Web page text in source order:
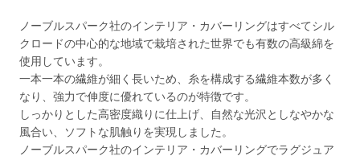
ノーブルスパーク社のインテリア・カバーリングはすべてシル
クロードの中心的な地域で栽培された世界でも有数の高級綿を
使用しています。
一本一本の繊維が細く長いため、糸を構成する繊維本数が多く
なり、強力で伸度に優れているのが特徴です。
しっかりとした高密度織りに仕上げ、自然な光沢としなやかな
風合い、ソフトな肌触りを実現しました。
ノーブルスパーク社のインテリア・カバーリングでラグジュア